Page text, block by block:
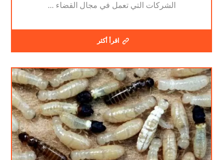
الشركات التي تعمل في مجال القضاء ...
اقرأ أكثر